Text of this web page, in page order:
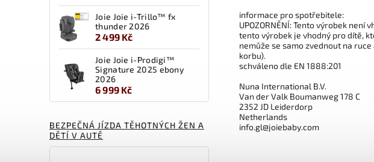
Joie Joie i-Trillo™ fx
thunder 2026
2 499 Kč
Joie Joie i-Prodigi™
Signature 2025 ebony
2026
6 999 Kč
BEZPEČNÁ JÍZDA TĚHOTNÝCH ŽEN A
DĚTÍ V AUTĚ
informace pro spotřebitele:
UPOZORNĚNÍ: Tento výrobek
tento výrobek je vhodný pro dítě,
nemůže se samo zvednout na
korbu).
schváleno dle EN 1888:201
Nuna International B.V.
Van der Valk Boumanweg 178 C
2352 JD Leiderdorp
Netherlands
info.gl@joiebaby.com